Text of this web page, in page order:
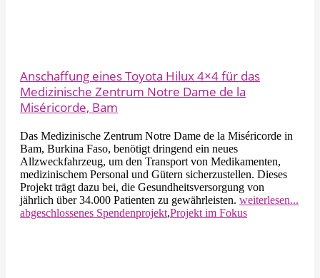
Anschaffung eines Toyota Hilux 4×4 für das
Medizinische Zentrum Notre Dame de la
Miséricorde, Bam
Das Medizinische Zentrum Notre Dame de la Miséricorde in
Bam, Burkina Faso, benötigt dringend ein neues
Allzweckfahrzeug, um den Transport von Medikamenten,
medizinischem Personal und Gütern sicherzustellen. Dieses
Projekt trägt dazu bei, die Gesundheitsversorgung von
jährlich über 34.000 Patienten zu gewährleisten. weiterlesen...
abgeschlossenes Spendenprojekt,Projekt im Fokus